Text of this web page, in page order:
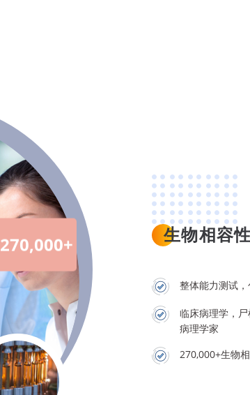
270,000+ 生物相容
整体能力测试
临床病理学，
病理学家
270,000+生物